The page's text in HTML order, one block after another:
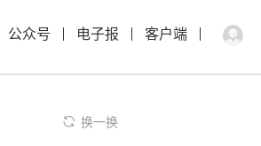
公众号 电子报 客户端
换一换